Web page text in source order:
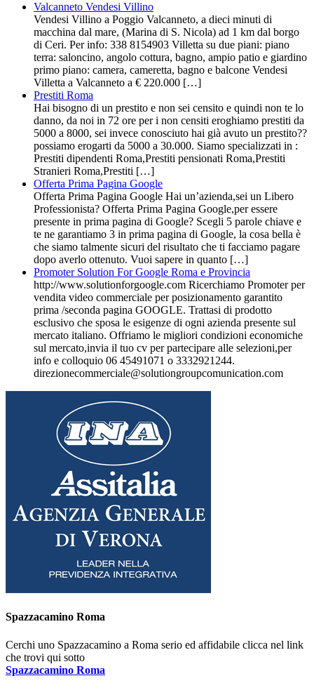
Valcanneto Vendesi Villino
Vendesi Villino a Poggio Valcanneto, a dieci minuti di
macchina dal mare, (Marina di S. Nicola) ad 1 km dal borgo
di Ceri. Per info: 338 8154903 Villetta su due piani: piano
terra: saloncino, angolo cottura, bagno, ampio patio e giardino
primo piano: camera, cameretta, bagno e balcone Vendesi
Villetta a Valcanneto a € 220.000 […]
Prestiti Roma
Hai bisogno di un prestito e non sei censito e quindi non te lo
danno, da noi in 72 ore per i non censiti eroghiamo prestiti da
5000 a 8000, sei invece conosciuto hai già avuto un prestito??
possiamo erogarti da 5000 a 30.000. Siamo specializzati in :
Prestiti dipendenti Roma,Prestiti pensionati Roma,Prestiti
Stranieri Roma,Prestiti […]
Offerta Prima Pagina Google
Offerta Prima Pagina Google Hai un’azienda,sei un Libero
Professionista? Offerta Prima Pagina Google,per essere
presente in prima pagina di Google? Scegli 5 parole chiave e
te ne garantiamo 3 in prima pagina di Google, la cosa bella è
che siamo talmente sicuri del risultato che ti facciamo pagare
dopo averlo ottenuto. Vuoi sapere in quanto […]
Promoter Solution For Google Roma e Provincia
http://www.solutionforgoogle.com Ricerchiamo Promoter per
vendita video commerciale per posizionamento garantito
prima /seconda pagina GOOGLE. Trattasi di prodotto
esclusivo che sposa le esigenze di ogni azienda presente sul
mercato italiano. Offriamo le migliori condizioni economiche
sul mercato,invia il tuo cv per partecipare alle selezioni,per
info e colloquio 06 45491071 o 3332921244.
direzionecommerciale@solutiongroupcomunication.com
Spazzacamino Roma
Cerchi uno Spazzacamino a Roma serio ed affidabile clicca nel link
che trovi qui sotto
Spazzacamino Roma